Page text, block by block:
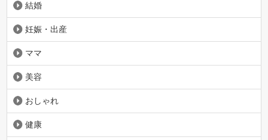
結婚
妊娠・出産
ママ
美容
おしゃれ
健康